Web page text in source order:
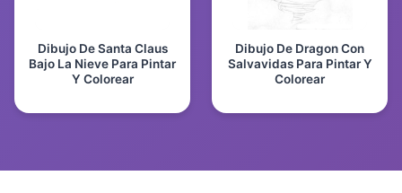
Dibujo De Santa Claus
Bajo La Nieve Para Pintar
Y Colorear
Dibujo De Dragon Con
Salvavidas Para Pintar Y
Colorear